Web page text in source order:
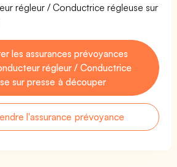
régleur / Conductrice régleuse sur
les assurances prévoyances
régleur / Conductrice
sur presse à découper
l'assurance prévoyance